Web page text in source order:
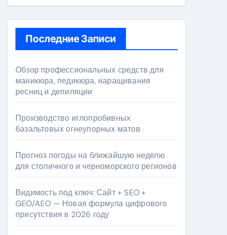
Последние Записи
Обзор профессиональных средств для
маникюра, педикюра, наращивания
ресниц и депиляции
Производство иглопробивных
базальтовых огнеупорных матов
Прогноз погоды на ближайшую неделю
для столичного и черноморского регионов
Видимость под ключ: Сайт + SEO +
GEO/AEO — Новая формула цифрового
присутствия в 2026 году